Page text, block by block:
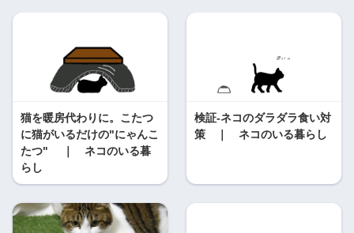
猫を暖房代わりに。こたつ
に猫がいるだけの"にゃんこ
たつ" ｜ ネコのいる暮
らし
検証-ネコのダラダラ食い対
策 ｜ ネコのいる暮らし